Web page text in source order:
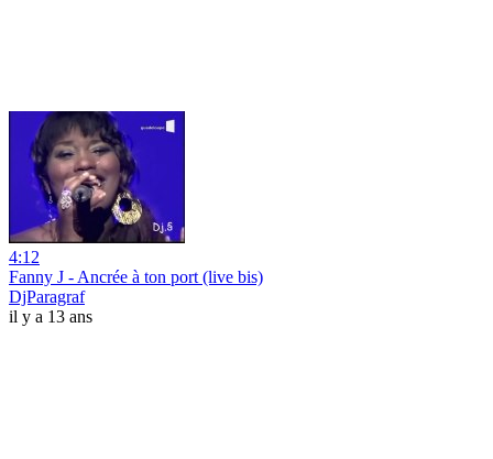
4:12
Fanny J - Ancrée à ton port (live bis)
DjParagraf
il y a 13 ans